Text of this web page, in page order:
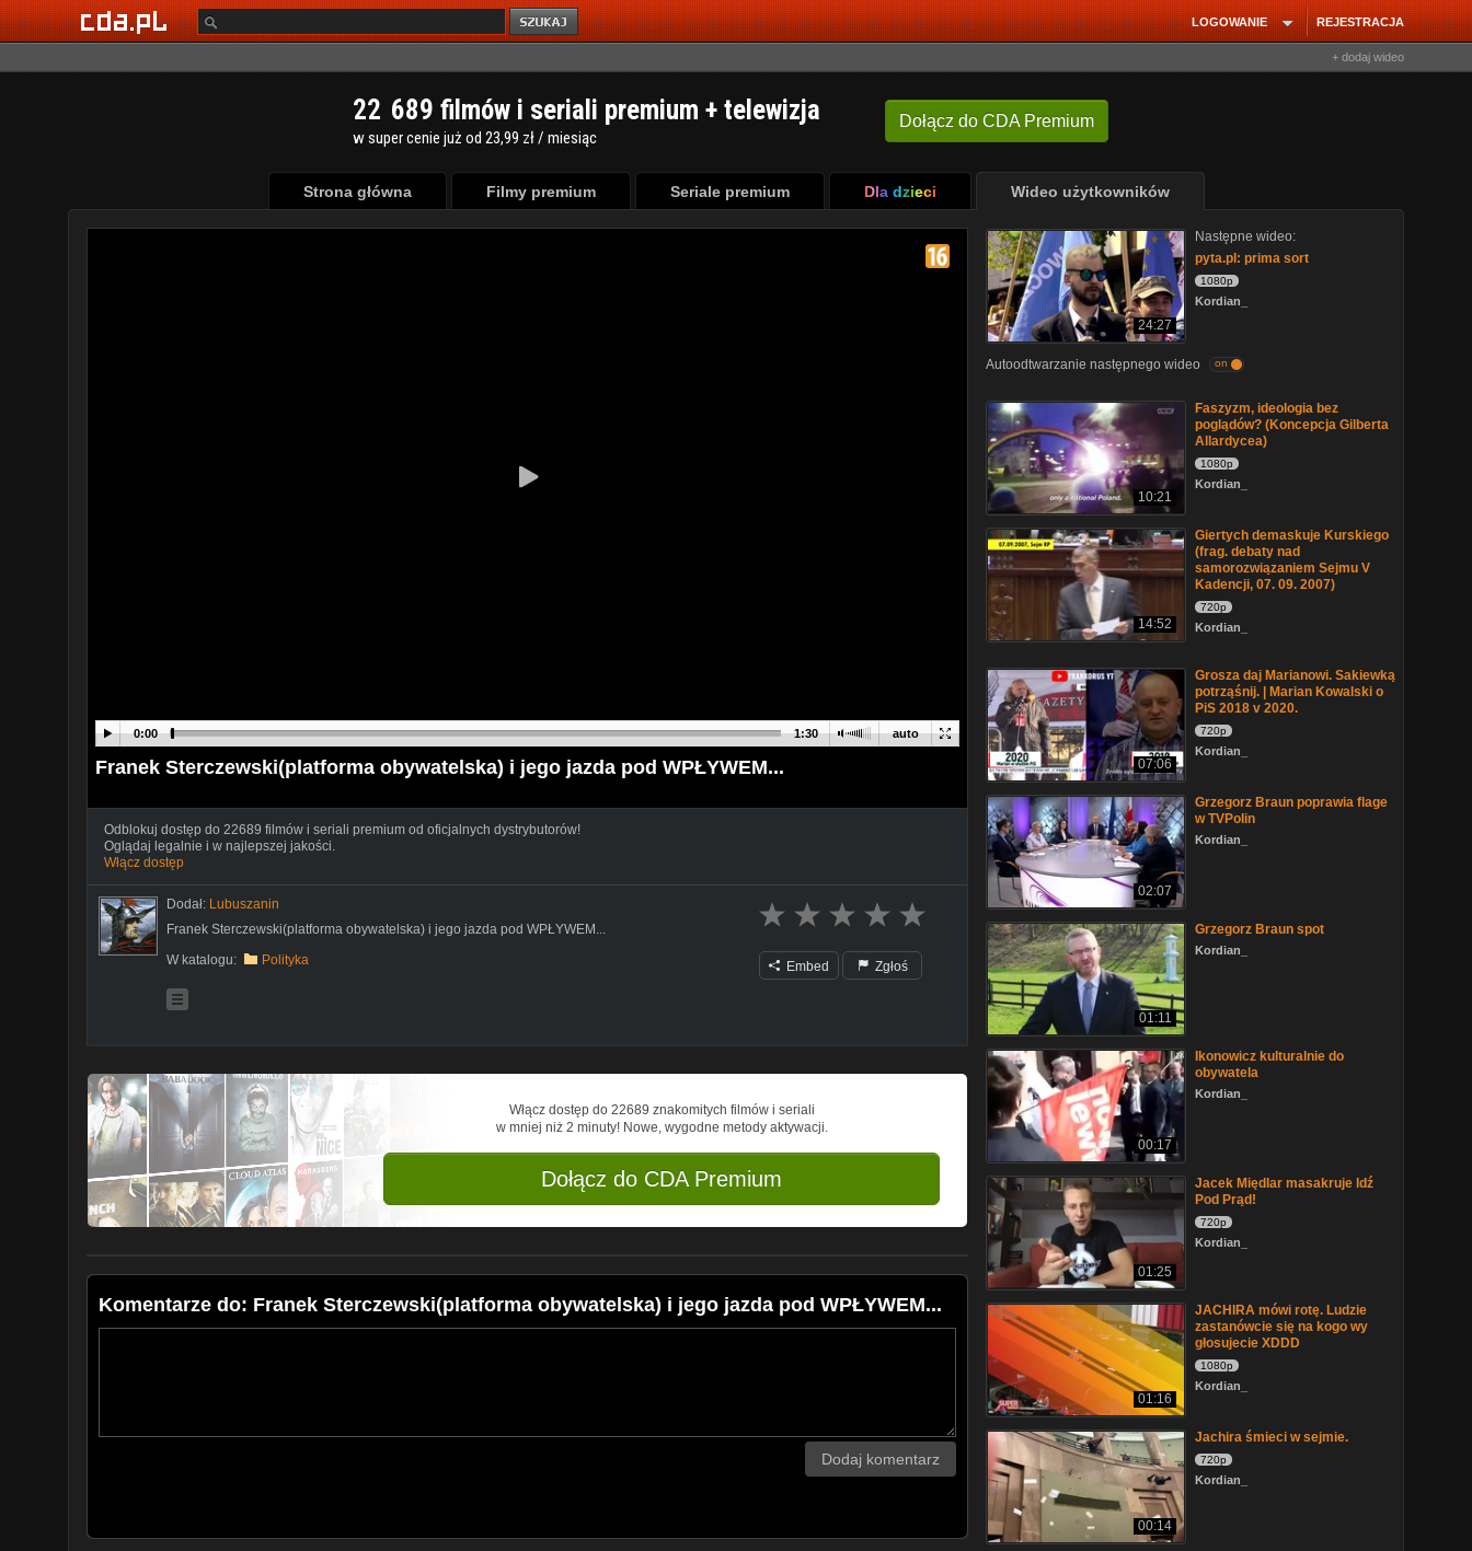
REJESTRACJA
LOGOWANIE
+ dodaj wideo
Dołącz do CDA Premium
22 689 filmów i seriali premium + telewizja
w super cenie już od 23,99 zł / miesiąc
Strona główna Filmy premium Seriale premium Dla dzieci Wideo użytkowników
auto
0:00 1:30
Franek Sterczewski(platforma obywatelska) i jego jazda pod WPŁYWEM...
Odblokuj dostęp do 22689 filmów i seriali premium od oficjalnych dystrybutorów!
Oglądaj legalnie i w najlepszej jakości.
Włącz dostęp
Dodał: Lubuszanin
Franek Sterczewski(platforma obywatelska) i jego jazda pod WPŁYWEM...
W katalogu:
Polityka Embed Zgłoś
Włącz dostęp do 22689 znakomitych filmów i seriali
w mniej niż 2 minuty! Nowe, wygodne metody aktywacji.
Dołącz do CDA Premium
Komentarze do: Franek Sterczewski(platforma obywatelska) i jego jazda pod WPŁYWEM...
Dodaj komentarz
24:27
Następne wideo:
pyta.pl: prima sort
1080p
Kordian_
Autoodtwarzanie następnego wideo on
10:21
Faszyzm, ideologia bez
poglądów? (Koncepcja Gilberta
Allardycea)
1080p
Kordian_
14:52
Giertych demaskuje Kurskiego
(frag. debaty nad
samorozwiązaniem Sejmu V
Kadencji, 07. 09. 2007)
720p
Kordian_
07:06
Grosza daj Marianowi. Sakiewką
potrząśnij. | Marian Kowalski o
PiS 2018 v 2020.
720p
Kordian_
02:07
Grzegorz Braun poprawia flage
w TVPolin
Kordian_
01:11
Grzegorz Braun spot
Kordian_
00:17
Ikonowicz kulturalnie do
obywatela
Kordian_
01:25
Jacek Międlar masakruje Idź
Pod Prąd!
720p
Kordian_
01:16
JACHIRA mówi rotę. Ludzie
zastanówcie się na kogo wy
głosujecie XDDD
1080p
Kordian_
00:14
Jachira śmieci w sejmie.
720p
Kordian_